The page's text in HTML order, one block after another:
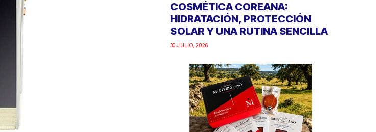
COSMÉTICA COREANA:
HIDRATACIÓN, PROTECCIÓN
SOLAR Y UNA RUTINA SENCILLA
30 JULIO, 2026